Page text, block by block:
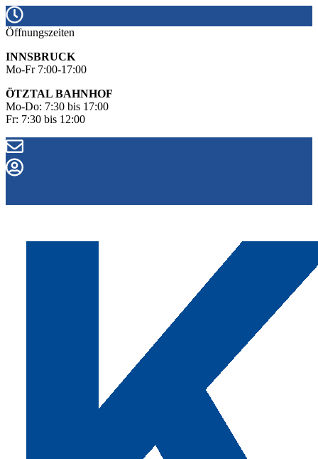
Öffnungszeiten
INNSBRUCK
Mo-Fr 7:00-17:00
ÖTZTAL BAHNHOF
Mo-Do: 7:30 bis 17:00
Fr: 7:30 bis 12:00